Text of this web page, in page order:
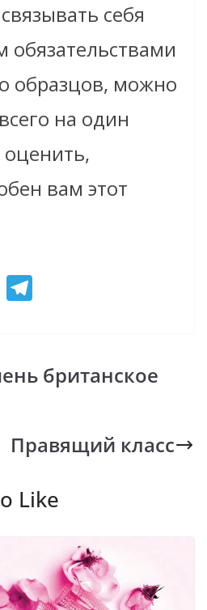
себя
образцов, можно
на один
вам этот
Vi
gr
aбританское
Правящий класс
Like